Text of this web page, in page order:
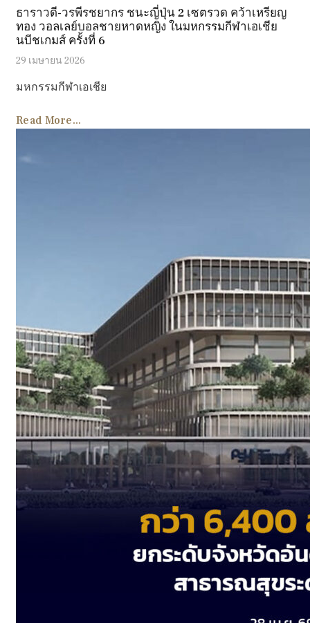
ธาราวดี-วรพีรชยากร ชนะญี่ปุ่น 2 เซตรวด คว้าเหรียญ
ทอง วอลเลย์บอลชายหาดหญิง ในมหกรรมกีฬาเอเชีย
นบีชเกมส์ ครั้งที่ 6
29 เมษายน 2026
มหกรรมกีฬาเอเชีย
Read More...